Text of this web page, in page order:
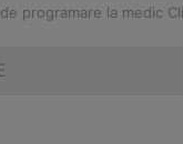
programare la medic